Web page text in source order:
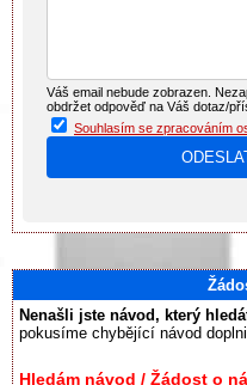
Váš email nebude zobrazen.
obdržet odpověď na Váš dotaz/
Souhlasím se zpracováním
Nenašli jste návod, který
pokusíme chybějící návod
Hledám návod / Žádost o